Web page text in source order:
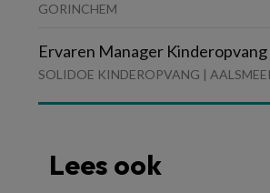
GORINCHEM
Ervaren Manager Kinderopvang
SOLIDOE KINDEROPVANG |
Lees ook